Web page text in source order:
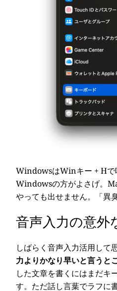
WindowsはWinキー + Hで
Windowsの方がよさげ。
やっても出せません。「異
音声入力の意外
しばらく音声入力活用して
力よりかなり早いと言うと
した文章を書くにはまだキ
す。ただ話し言葉でラフに